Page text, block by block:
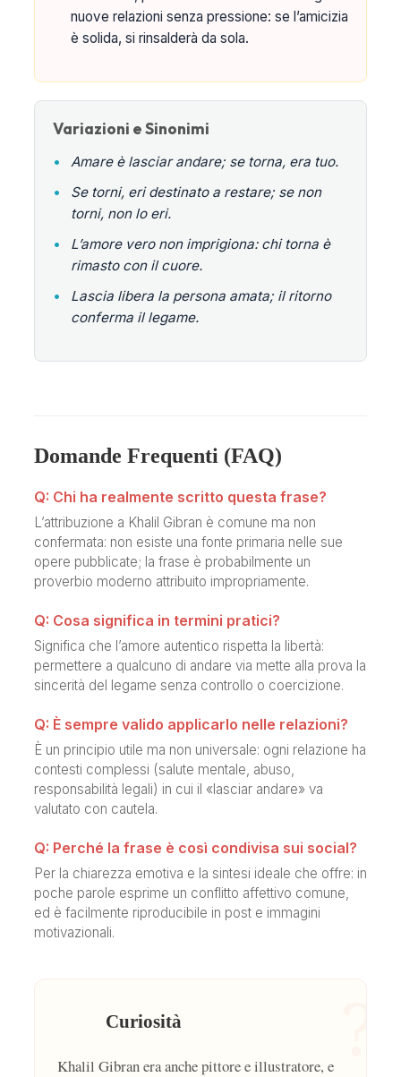
nuove relazioni senza pressione: se l’amicizia
è solida, si rinsalderà da sola.
Variazioni e Sinonimi
•
Amare è lasciar andare; se torna, era tuo.
•
Se torni, eri destinato a restare; se non
torni, non lo eri.
•
L’amore vero non imprigiona: chi torna è
rimasto con il cuore.
•
Lascia libera la persona amata; il ritorno
conferma il legame.
Domande Frequenti (FAQ)
Q: Chi ha realmente scritto questa frase?
L’attribuzione a Khalil Gibran è comune ma non
confermata: non esiste una fonte primaria nelle sue
opere pubblicate; la frase è probabilmente un
proverbio moderno attribuito impropriamente.
Q: Cosa significa in termini pratici?
Significa che l’amore autentico rispetta la libertà:
permettere a qualcuno di andare via mette alla prova la
sincerità del legame senza controllo o coercizione.
Q: È sempre valido applicarlo nelle relazioni?
È un principio utile ma non universale: ogni relazione ha
contesti complessi (salute mentale, abuso,
responsabilità legali) in cui il «lasciar andare» va
valutato con cautela.
Q: Perché la frase è così condivisa sui social?
Per la chiarezza emotiva e la sintesi ideale che offre: in
poche parole esprime un conflitto affettivo comune,
ed è facilmente riproducibile in post e immagini
motivazionali.
Curiosità
Khalil Gibran era anche pittore e illustratore, e